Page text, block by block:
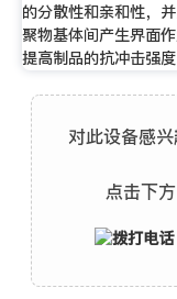
的分散性和亲和性，
聚物基体间产生界面
提高制品的抗冲击强
对此设备感
点击下